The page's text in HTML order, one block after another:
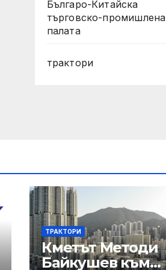
Българо-Китайска
търговско-промишлена
палата
трактори
ТРАКТОРИ
Кметът Методи
Байкушев към